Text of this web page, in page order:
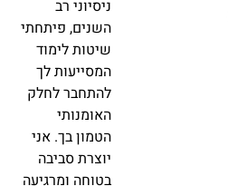
ניסיוני רב
השנים, פיתחתי
שיטות לימוד
המסייעות לך
להתחבר לחלק
האומנותי
הטמון בך. אני
יוצרת סביבה
בטוחה ומרגיעה